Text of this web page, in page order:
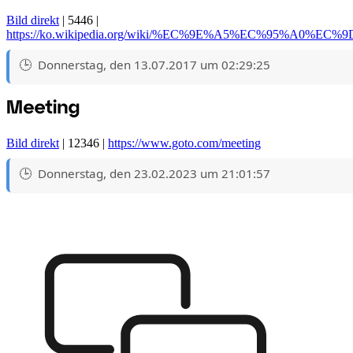
Bild direkt | 5446 |
https://ko.wikipedia.org/wiki/
Donnerstag, den 13.07.2017 um 02:29:25
Bild direkt | 12346 | https://www.goto.com/meeting
Donnerstag, den 23.02.2023 um 21:01:57